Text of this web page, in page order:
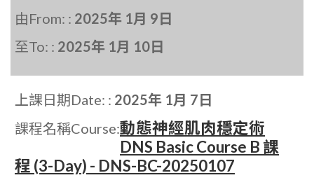
由From: : 2025年 1月 9日
至To: : 2025年 1月 10日
上課日期Date: : 2025年 1月 7日
課程名稱Course:動態神經肌肉穩定術
DNS Basic Course B 課
程 (3-Day) - DNS-BC-20250107